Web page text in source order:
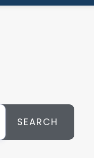
SEARCH